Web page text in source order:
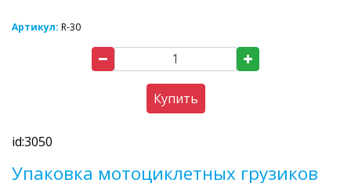
Артикул: R-30
Купить
id:3050
Упаковка мотоциклетных грузиков